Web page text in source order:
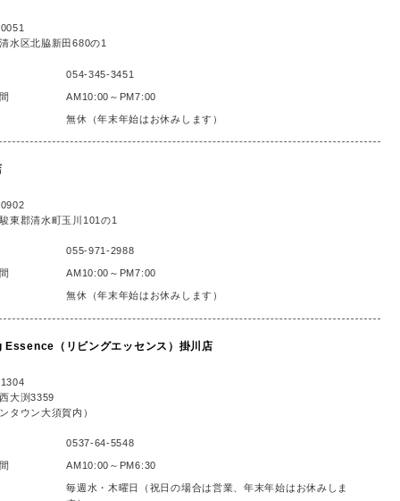
水区北脇新田680の1
054-345-3451
AM10:00～PM7:00
無休（年末年始はお休みします）
東郡清水町玉川101の1
055-971-2988
AM10:00～PM7:00
無休（年末年始はお休みします）
Essence（リビングエッセンス）掛川店
大渕3359
タウン大須賀内）
0537-64-5548
AM10:00～PM6:30
毎週水・木曜日（祝日の場合は営業、年末年始はお休みしま